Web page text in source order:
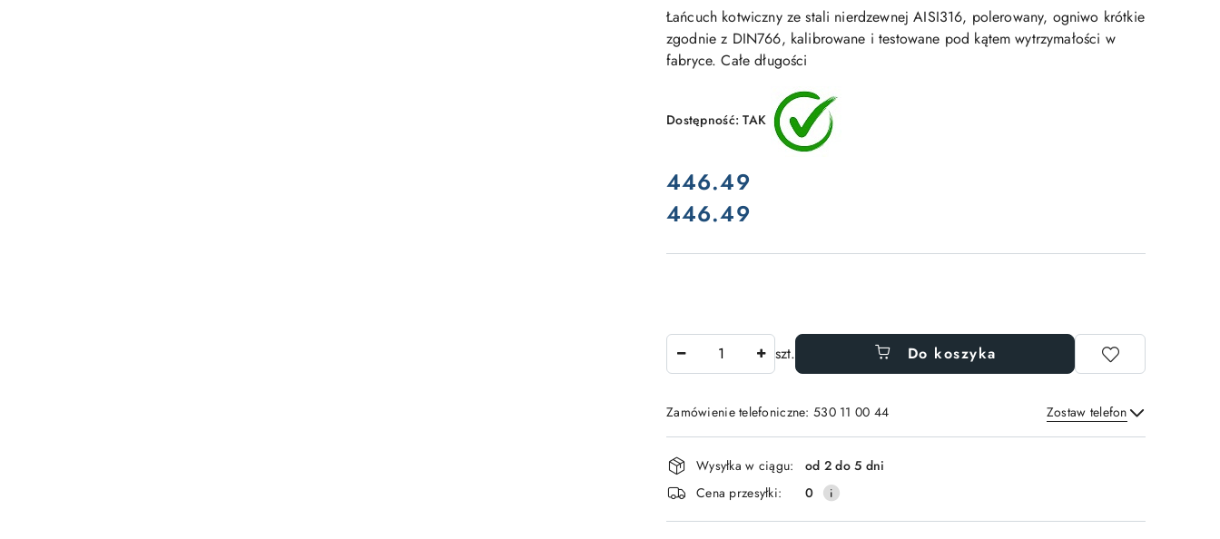
Łańcuch kotwiczny ze stali nierdzewnej AISI316, polerowany, ogniwo krótkie
zgodnie z DIN766, kalibrowane i testowane pod kątem wytrzymałości w
fabryce. Całe długości
Dostępność:TAK
cena:
446.49
Cena:
446.49
szt. Do koszyka
Zamówienie telefoniczne: 530 11 00 44 Zostaw telefon
Wyślij
Dostępność
i
dostawa
Wysyłka w ciągu:
od 2 do 5 dni
Cena przesyłki:
0